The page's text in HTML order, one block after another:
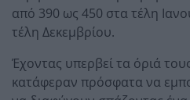
από 390 ως 450 στα τέλη
τέλη Δεκεμβρίου.
Έχοντας υπερβεί τα όριά
κατάφεραν πρόσφατα να